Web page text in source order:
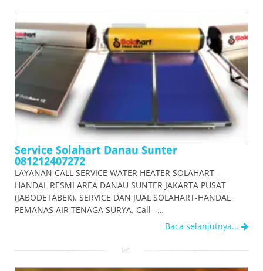
Service Solahart Danau Sunter
081212407272
LAYANAN CALL SERVICE WATER HEATER SOLAHART –
HANDAL RESMI AREA DANAU SUNTER JAKARTA PUSAT
(JABODETABEK). SERVICE DAN JUAL SOLAHART-HANDAL
PEMANAS AIR TENAGA SURYA. Call –…
Baca selanjutnya...